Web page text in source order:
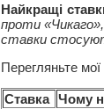
Найкращі
проти
ставки
Перегляньте
Ставка Чому